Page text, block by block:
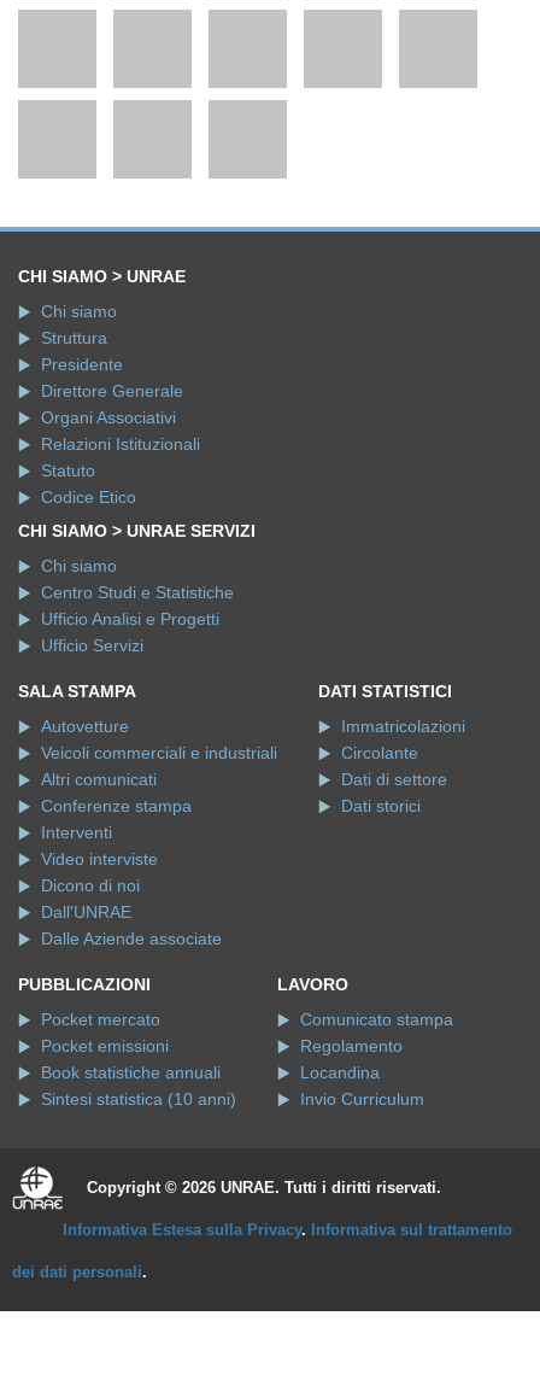
CHI SIAMO > UNRAE
Chi siamo
Struttura
Presidente
Direttore Generale
Organi Associativi
Relazioni Istituzionali
Statuto
Codice Etico
CHI SIAMO > UNRAE SERVIZI
Chi siamo
Centro Studi e Statistiche
Ufficio Analisi e Progetti
Ufficio Servizi
SALA STAMPA
Autovetture
Veicoli commerciali e industriali
Altri comunicati
Conferenze stampa
Interventi
Video interviste
Dicono di noi
Dall'UNRAE
Dalle Aziende associate
DATI STATISTICI
Immatricolazioni
Circolante
Dati di settore
Dati storici
PUBBLICAZIONI
Pocket mercato
Pocket emissioni
Book statistiche annuali
Sintesi statistica (10 anni)
LAVORO
Comunicato stampa
Regolamento
Locandina
Invio Curriculum
Copyright © 2026 UNRAE. Tutti i diritti riservati.
Informativa Estesa sulla Privacy. Informativa sul trattamento
dei dati personali.